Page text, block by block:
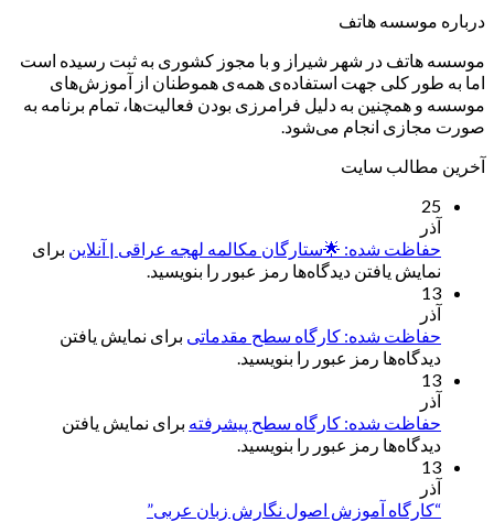
درباره موسسه هاتف
موسسه هاتف در شهر شیراز و با مجوز کشوری به ثبت رسیده است
اما به طور کلی جهت استفاده‌ی همه‌ی هموطنان از آموزش‌های
موسسه و همچنین به دلیل فرامرزی بودن فعالیت‌ها، تمام برنامه به
صورت مجازی انجام می‌شود.
آخرین مطالب سایت
25
آذر
حفاظت شده: 🌟ستارگان مکالمه لهجه عراقی | آنلاین برای
نمایش یافتن دیدگاه‌ها رمز عبور را بنویسید.
13
آذر
حفاظت شده: کارگاه سطح مقدماتی برای نمایش یافتن
دیدگاه‌ها رمز عبور را بنویسید.
13
آذر
حفاظت شده: کارگاه سطح پیشرفته برای نمایش یافتن
دیدگاه‌ها رمز عبور را بنویسید.
13
آذر
“کارگاه آموزش اصول نگارش زبان عربی”